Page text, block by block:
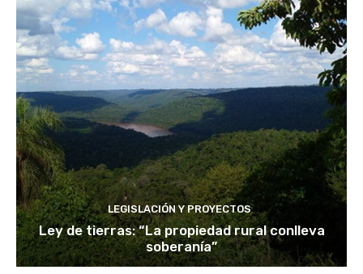
LEGISLACIÓN Y PROYECTOS
Ley de tierras: “La propiedad rural conlleva
soberanía”